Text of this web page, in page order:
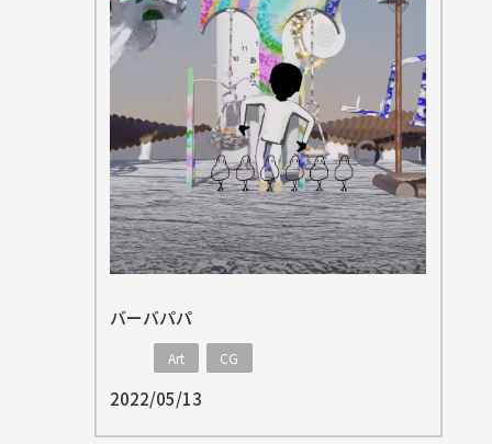
バーバパパ
Art CG
2022/05/13